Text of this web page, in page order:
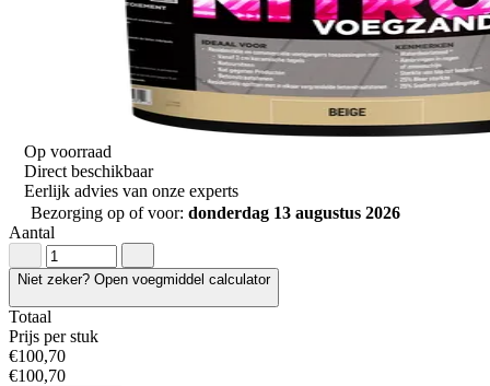
Op voorraad
Direct beschikbaar
Eerlijk advies van onze experts
Bezorging op of voor: donderdag 13 augustus 2026
Aantal
Niet zeker? Open voegmiddel calculator
Totaal
Prijs per stuk
€100,70
€100,70